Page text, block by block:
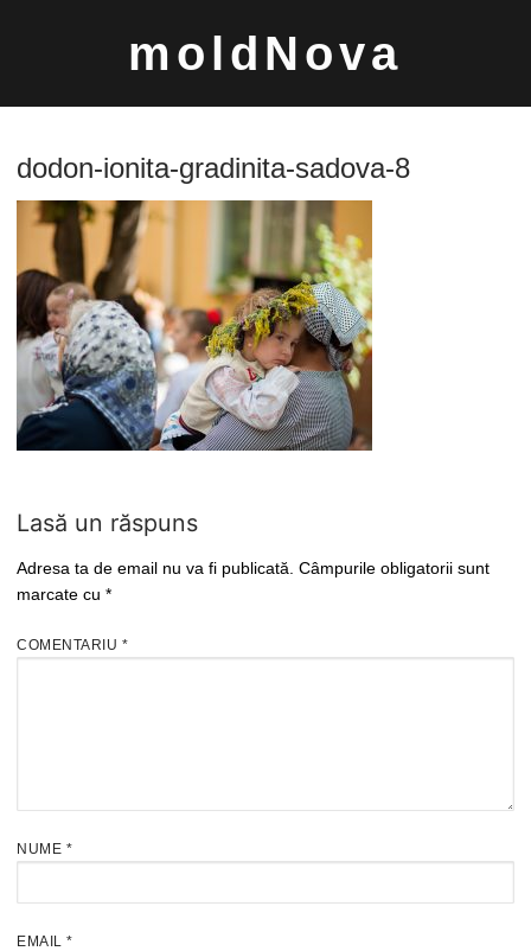
moldNova
Caută
după:
dodon-ionita-gradinita-sadova-8
Lasă un răspuns
Adresa ta de email nu va fi publicată. Câmpurile obligatorii sunt
marcate cu *
COMENTARIU *
NUME *
EMAIL *